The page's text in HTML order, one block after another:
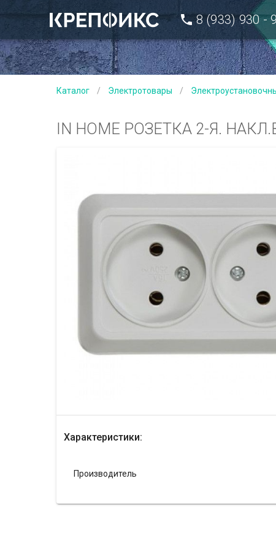
8 (933) 930 -
Каталог / Электротовары /
IN HOME РОЗЕТКА 2-Я.
Характеристики:
Производитель